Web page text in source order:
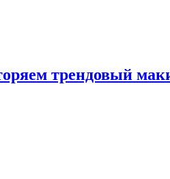
трендовый